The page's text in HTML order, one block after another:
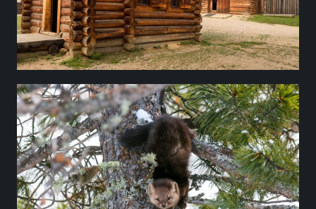
увидите, как в старину жили народы
Прибайкалья, познакомитесь с бытом
шамана, побываете в ремесленных
мастерских и поучаствуете в народном
празднике
САФАРИ В
БАРГУЗИНСКОМ